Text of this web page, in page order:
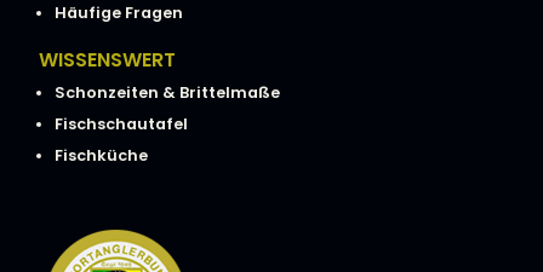
Häufige Fragen
WISSENSWERT
Schonzeiten & Brittelmaße
Fischschautafel
Fischküche